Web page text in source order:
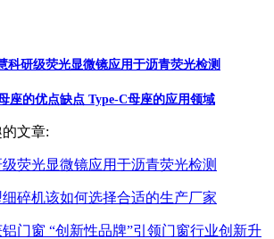
科研级荧光显微镜应用于沥青荧光检测
座的优点缺点 Type-C母座的应用领域
文章:
荧光显微镜应用于沥青荧光检测
碎机该如何选择合适的生产厂家
门窗 “创新性品牌”引领门窗行业创新升